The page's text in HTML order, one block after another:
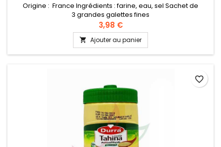
Origine : France Ingrédients : farine, eau, sel Sachet de
3 grandes galettes fines
3,98 €
 Ajouter au panier
favorite_border